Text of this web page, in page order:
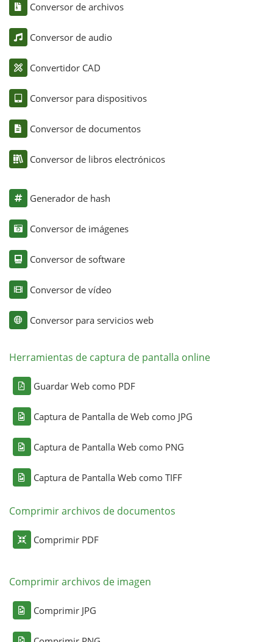
Conversor de archivos
Conversor de audio
Convertidor CAD
Conversor para dispositivos
Conversor de documentos
Conversor de libros electrónicos
Generador de hash
Conversor de imágenes
Conversor de software
Conversor de vídeo
Conversor para servicios web
Herramientas de captura de pantalla online
Guardar Web como PDF
Captura de Pantalla de Web como JPG
Captura de Pantalla Web como PNG
Captura de Pantalla Web como TIFF
Comprimir archivos de documentos
Comprimir PDF
Comprimir archivos de imagen
Comprimir JPG